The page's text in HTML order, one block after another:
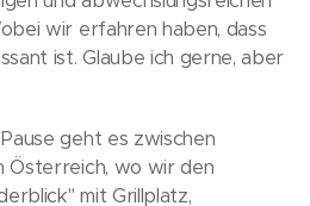
wir erfahren haben, dass
ist. Glaube ich gerne, aber
geht es zwischen
Österreich, wo wir den
mit Grillplatz,